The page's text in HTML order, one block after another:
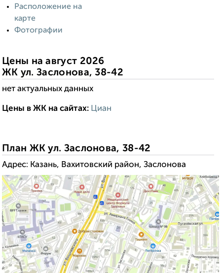
Расположение на
карте
Фотографии
Цены на август 2026
ЖК ул. Заслонова, 38-42
нет актуальных данных
Цены в ЖК на сайтах: Циан
План ЖК ул. Заслонова, 38-42
Адрес: Казань, Вахитовский район, Заслонова